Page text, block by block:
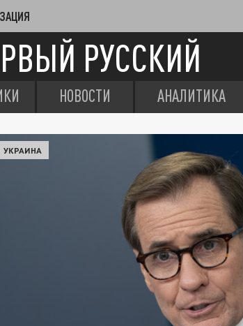
РУССКИЙ
НОВОСТИ АНАЛИТИКА
УКРАИНА